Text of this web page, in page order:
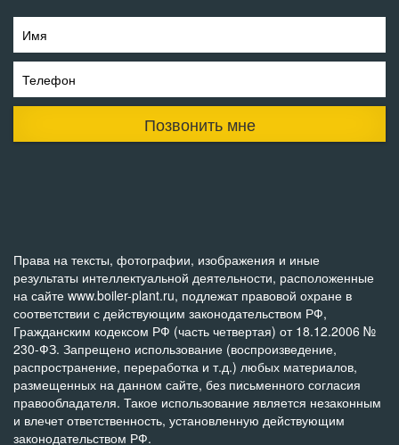
Имя
Телефон
Позвонить мне
Права на тексты, фотографии, изображения и иные
результаты интеллектуальной деятельности, расположенные
на сайте www.boiler-plant.ru, подлежат правовой охране в
соответствии с действующим законодательством РФ,
Гражданским кодексом РФ (часть четвертая) от 18.12.2006 №
230-ФЗ. Запрещено использование (воспроизведение,
распространение, переработка и т.д.) любых материалов,
размещенных на данном сайте, без письменного согласия
правообладателя. Такое использование является незаконным
и влечет ответственность, установленную действующим
законодательством РФ.